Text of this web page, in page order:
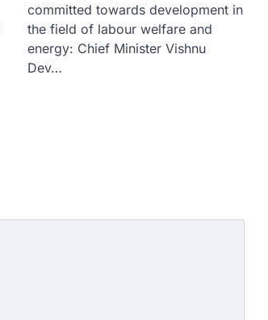
committed towards development in
the field of labour welfare and
energy: Chief Minister Vishnu
Dev…